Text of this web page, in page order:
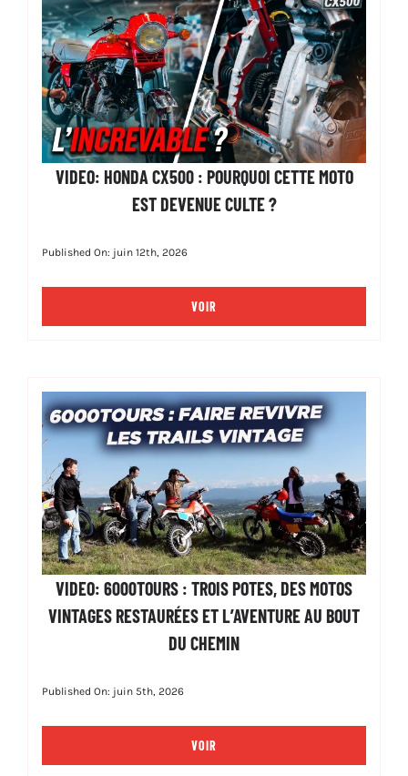
VIDEO: HONDA CX500 : POURQUOI CETTE MOTO
EST DEVENUE CULTE ?
Published On: juin 12th, 2026
VOIR
VIDEO: 6000TOURS : TROIS POTES, DES MOTOS
VINTAGES RESTAURÉES ET L’AVENTURE AU BOUT
DU CHEMIN
Published On: juin 5th, 2026
VOIR